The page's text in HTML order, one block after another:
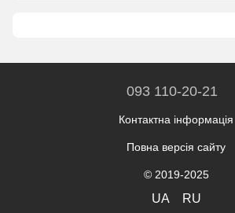
093 110-20-21
Контактна інформація
Повна версія сайту
© 2019-2025
UA RU